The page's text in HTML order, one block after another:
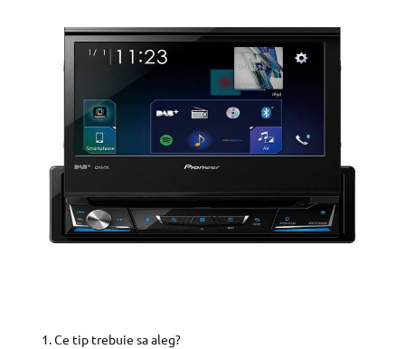
Ce tip trebuie sa aleg?